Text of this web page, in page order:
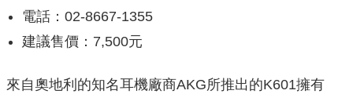
電話：02-8667-1355
建議售價：7,500元
來自奧地利的知名耳機廠商AKG所推出的K601擁有